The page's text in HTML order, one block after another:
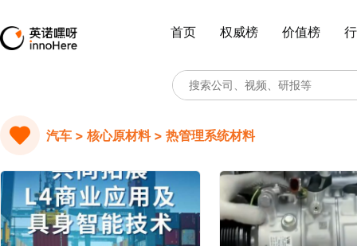
首页 权威榜 价值榜
汽车 > 核心原材料 > 热管理系统材料